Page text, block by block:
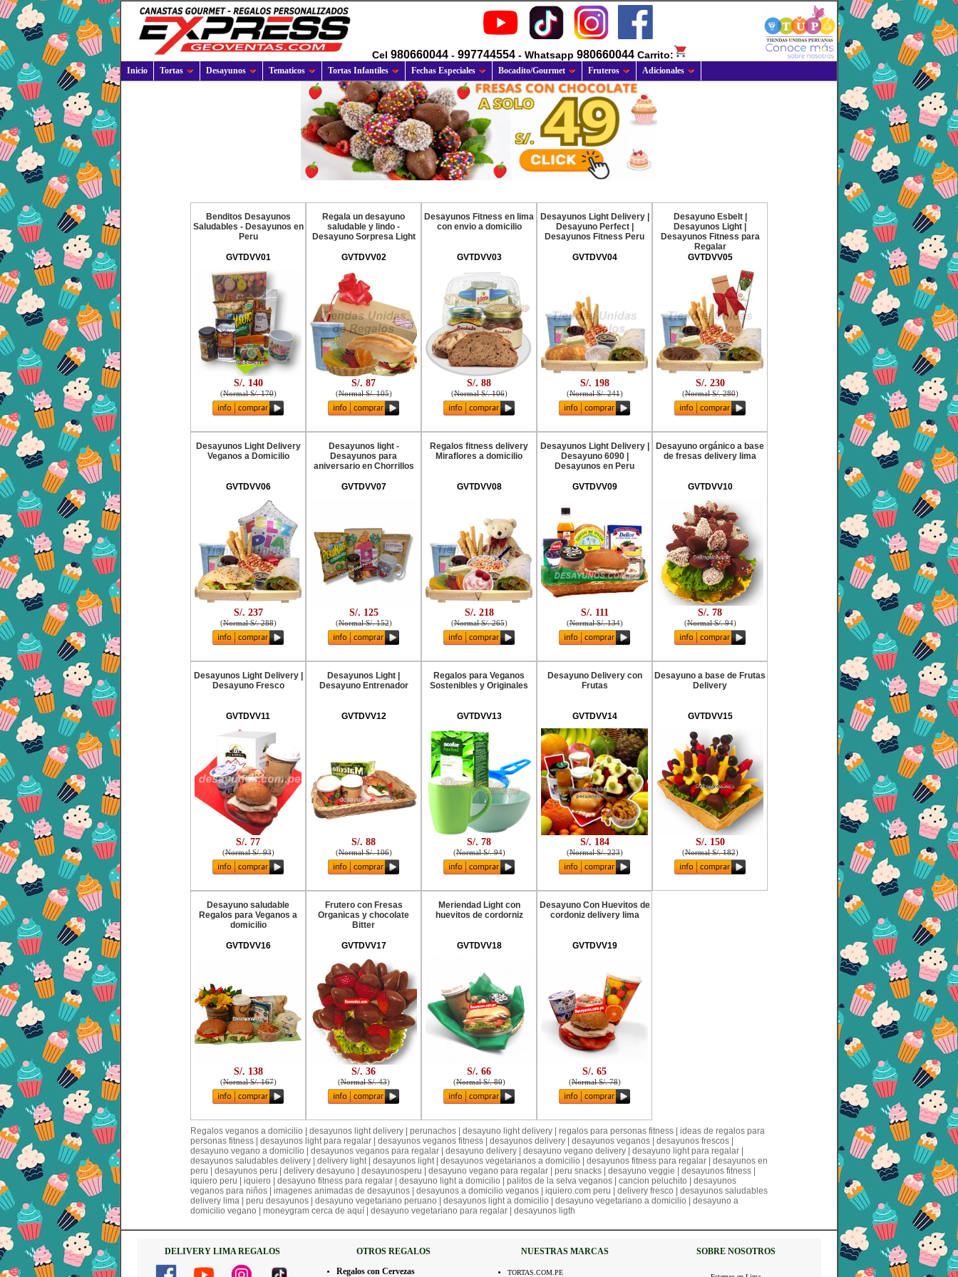
Cel 980660044 - 997744554 - Whatsapp 980660044 Carrito:
Inicio Tortas Desayunos Tematicos Tortas Infantiles Fechas Especiales Bocadito/Gourmet Fruteros Adicionales
Benditos Desayunos
Saludables - Desayunos en
Peru
GVTDVV01
S/. 140
(Normal S/. 170)
Regala un desayuno
saludable y lindo -
Desayuno Sorpresa Light
GVTDVV02
S/. 87
(Normal S/. 105)
Desayunos Fitness en lima
con envio a domicilio
GVTDVV03
S/. 88
(Normal S/. 106)
Desayunos Light Delivery |
Desayuno Perfect |
Desayunos Fitness Peru
GVTDVV04
S/. 198
(Normal S/. 241)
Desayuno Esbelt |
Desayunos Light |
Desayunos Fitness para
Regalar
GVTDVV05
S/. 230
(Normal S/. 280)
Desayunos Light Delivery
Veganos a Domicilio
GVTDVV06
S/. 237
(Normal S/. 288)
Desayunos light -
Desayunos para
aniversario en Chorrillos
GVTDVV07
S/. 125
(Normal S/. 152)
Regalos fitness delivery
Miraflores a domicilio
GVTDVV08
S/. 218
(Normal S/. 265)
Desayunos Light Delivery |
Desayuno 6090 |
Desayunos en Peru
GVTDVV09
S/. 111
(Normal S/. 134)
Desayuno orgánico a base
de fresas delivery lima
GVTDVV10
S/. 78
(Normal S/. 94)
Desayunos Light Delivery |
Desayuno Fresco
GVTDVV11
S/. 77
(Normal S/. 93)
Desayunos Light |
Desayuno Entrenador
GVTDVV12
S/. 88
(Normal S/. 106)
Regalos para Veganos
Sostenibles y Originales
GVTDVV13
S/. 78
(Normal S/. 94)
Desayuno Delivery con
Frutas
GVTDVV14
S/. 184
(Normal S/. 223)
Desayuno a base de Frutas
Delivery
GVTDVV15
S/. 150
(Normal S/. 182)
Desayuno saludable
Regalos para Veganos a
domicilio
GVTDVV16
S/. 138
(Normal S/. 167)
Frutero con Fresas
Organicas y chocolate
Bitter
GVTDVV17
S/. 36
(Normal S/. 43)
Meriendad Light con
huevitos de cordorniz
GVTDVV18
S/. 66
(Normal S/. 80)
Desayuno Con Huevitos de
cordoniz delivery lima
GVTDVV19
S/. 65
(Normal S/. 78)
Regalos veganos a domicilio | desayunos light delivery | perunachos | desayuno light delivery | regalos para personas fitness | ideas de regalos para
personas fitness | desayunos light para regalar | desayunos veganos fitness | desayunos delivery | desayunos veganos | desayunos frescos |
desayuno vegano a domicilio | desayunos veganos para regalar | desayuno delivery | desayuno vegano delivery | desayuno light para regalar |
desayunos saludables delivery | delivery light | desayunos light | desayunos vegetarianos a domicilio | desayunos fitness para regalar | desayunos en
peru | desayunos peru | delivery desayuno | desayunosperu | desayuno vegano para regalar | peru snacks | desayuno veggie | desayunos fitness |
iquiero peru | iquiero | desayuno fitness para regalar | desayuno light a domicilio | palitos de la selva veganos | cancion peluchito | desayunos
veganos para niños | imagenes animadas de desayunos | desayunos a domicilio veganos | iquiero.com peru | delivery fresco | desayunos saludables
delivery lima | peru desayunos | desayuno vegetariano peruano | desayunos light a domicilio | desayuno vegetariano a domicilio | desayuno a
domicilio vegano | moneygram cerca de aquí | desayuno vegetariano para regalar | desayunos ligth
DELIVERY LIMA REGALOS OTROS REGALOS NUESTRAS MARCAS
SOBRE NOSOTROS
Regalos con Cervezas
TORTAS.COM.PE